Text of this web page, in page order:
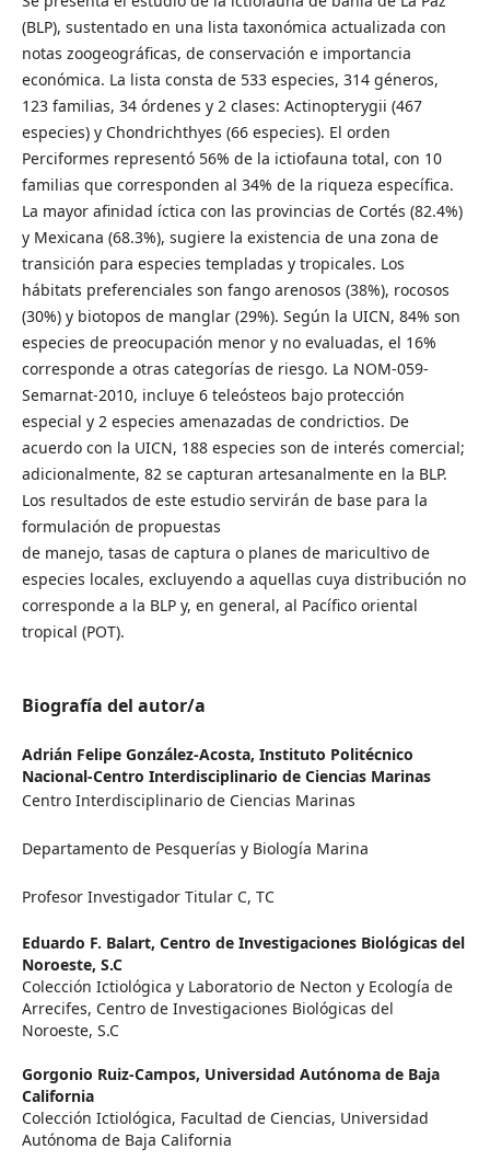
(BLP), sustentado en una lista taxonómica actualizada con
notas zoogeográficas, de conservación e importancia
económica. La lista consta de 533 especies, 314 géneros,
123 familias, 34 órdenes y 2 clases: Actinopterygii (467
especies) y Chondrichthyes (66 especies). El orden
Perciformes representó 56% de la ictiofauna total, con 10
familias que corresponden al 34% de la riqueza específica.
La mayor afinidad íctica con las provincias de Cortés (82.4%)
y Mexicana (68.3%), sugiere la existencia de una zona de
transición para especies templadas y tropicales. Los
hábitats preferenciales son fango arenosos (38%), rocosos
(30%) y biotopos de manglar (29%). Según la UICN, 84% son
especies de preocupación menor y no evaluadas, el 16%
corresponde a otras categorías de riesgo. La NOM-059-
Semarnat-2010, incluye 6 teleósteos bajo protección
especial y 2 especies amenazadas de condrictios. De
acuerdo con la UICN, 188 especies son de interés comercial;
adicionalmente, 82 se capturan artesanalmente en la BLP.
Los resultados de este estudio servirán de base para la
formulación de propuestas
de manejo, tasas de captura o planes de maricultivo de
especies locales, excluyendo a aquellas cuya distribución no
corresponde a la BLP y, en general, al Pacífico oriental
tropical (POT).
Biografía del autor/a
Adrián Felipe González-Acosta, Instituto Politécnico
Nacional-Centro Interdisciplinario de Ciencias Marinas
Centro Interdisciplinario de Ciencias Marinas
Departamento de Pesquerías y Biología Marina
Profesor Investigador Titular C, TC
Eduardo F. Balart, Centro de Investigaciones Biológicas del
Noroeste, S.C
Colección Ictiológica y Laboratorio de Necton y Ecología de
Arrecifes, Centro de Investigaciones Biológicas del
Noroeste, S.C
Gorgonio Ruiz-Campos, Universidad Autónoma de Baja
California
Colección Ictiológica, Facultad de Ciencias, Universidad
Autónoma de Baja California